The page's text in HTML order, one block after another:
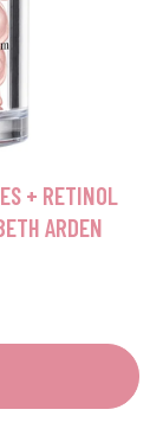
+ RETINOL
ARDEN